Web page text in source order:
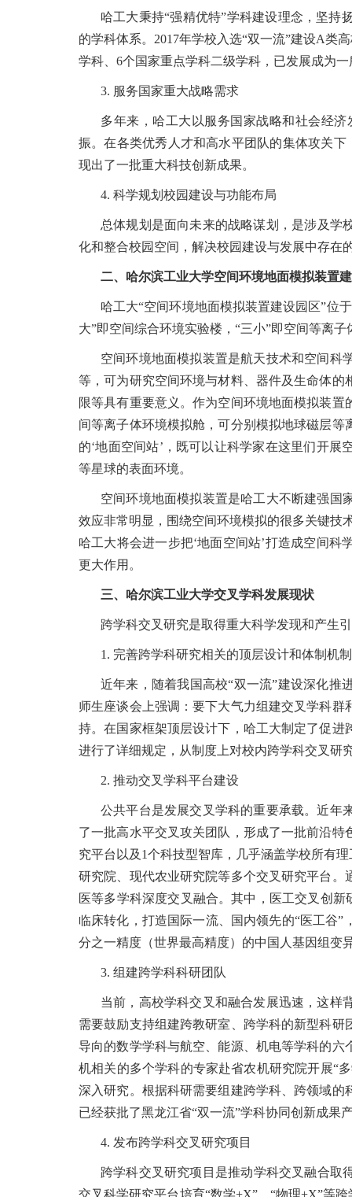
哈工大秉持“强精优特”学科建设理念，坚持
的学科体系。2017年学校入选“双一流”建设A类
学科、6个国家重点学科二级学科，已发展成为
3. 服务国家重大战略需求
多年来，哈工大以服务国家战略和社会经
振。在各类优秀人才和高水平团队的集体攻关
现出了一批重大科技创新成果。
4. 科学规划校园建设与功能布局
总体规划是面向未来的战略谋划，是涉及学
化和整合校园空间，解决校园建设与发展中存在
二、哈尔滨工业大学空间环境地面模拟装置
哈工大“空间环境地面模拟装置建设园区”位
大”即空间综合环境实验楼，“三小”即空间等离
空间环境地面模拟装置是航天技术和空间科
等，可为研究空间环境与材料、器件及生命体
限等具有重要意义。作为空间环境地面模拟装
间等离子体环境模拟舱，可分别模拟地球磁层
的‘地面空间站’，既可以让科学家在这里们开
等星球的表面环境。
空间环境地面模拟装置是哈工大不断建强国
效应非常明显，围绕空间环境模拟的很多关键技
哈工大将会进一步把‘地面空间站’打造成空间
更大作用。
三、哈尔滨工业大学交叉学科发展现状
跨学科交叉研究是取得重大科学发现和产生
1. 完善跨学科研究相关的顶层设计和体制机制
近年来，随着我国高校“双一流”建设深化推
师生座谈会上强调：要下大气力组建交叉学科
持。在国家框架顶层设计下，哈工大制定了促
进行了详细规定，从制度上对校内跨学科交叉研
2. 推动交叉学科平台建设
公共平台是发展交叉学科的重要承载。近年
了一批高水平交叉攻关团队，形成了一批前沿
究平台以及1个科技型智库，几乎涵盖学校所有
研究院、现代农业研究院等多个交叉研究平台
医等多学科深度交叉融合。其中，医工交叉创
临床转化，打造国际一流、国内领先的“医工谷
分之一精度（世界最高精度）的中国人基因组变
3. 组建跨学科科研团队
当前，高校学科交叉和融合发展迅速，这样
需要鼓励支持组建跨教研室、跨学科的新型科
导向的数学学科与航空、能源、机电等学科的
机相关的多个学科的专家赴省农机研究院开展“
深入研究。根据科研需要组建跨学科、跨领域
已经获批了黑龙江省“双一流”学科协同创新成果
4. 发布跨学科交叉研究项目
跨学科交叉研究项目是推动学科交叉融合取
交叉科学研究平台培育“数学+X”、“物理+X”等